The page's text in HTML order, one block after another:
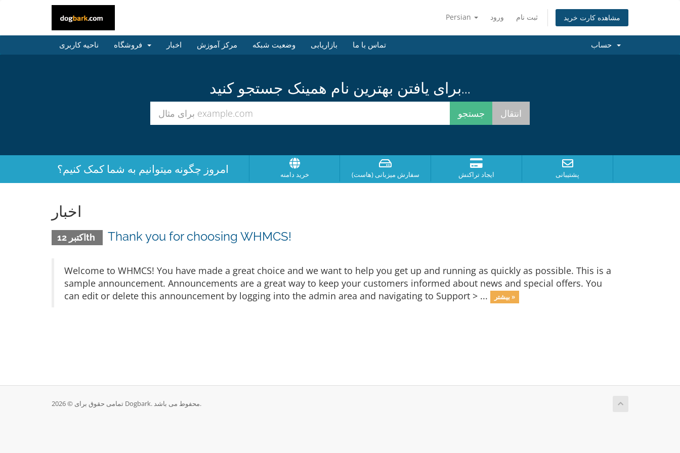
Persian ورود ثبت نام مشاهده کارت خرید
ناحیه کاربری اخبار مرکز آموزش وضعیت شبکه بازاریابی تماس با ما
برای یافتن بهترین نام همینک جستجو کنید...
امروز چگونه میتوانیم به شما کمک کنیم؟ خرید دامنه سفارش میزبانی (هاست) ایجاد تراکنش پشتیبانی
اخبار
اکتبر 12th Thank you for choosing WHMCS!
Welcome to WHMCS! You have made a great choice and we want to help you get up and running as quickly as possible. This is a
sample announcement. Announcements are a great way to keep your customers informed about news and special offers. You
can edit or delete this announcement by logging into the admin area and navigating to Support > ...
بیشتر »
تمامی حقوق برای © 2026 Dogbark. محفوط می باشد.